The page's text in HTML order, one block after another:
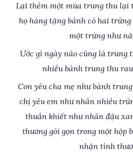
Lại thêm một mùa trung thu lại
họ hàng tặng bánh có hai
một trứng như
Ước gì ngày nào cũng là trung
nhiều bánh trung thu
Con yêu cha mẹ như bánh
chị yêu em như nhân nhiều
thuần khiết như nhân đậu
thương gói gọn trong một hộp
nhận tình